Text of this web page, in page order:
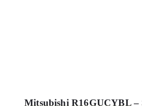
Mitsubishi R16GUCYBL –